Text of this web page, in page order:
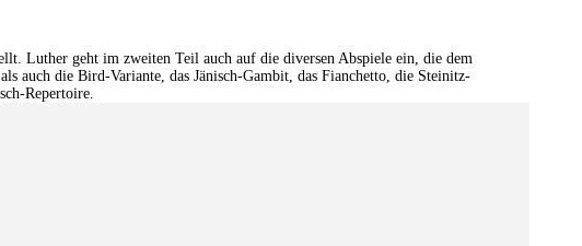
Luther geht im zweiten Teil auch auf die diversen Abspiele ein, die dem
auch die Bird-Variante, das Jänisch-Gambit, das Fianchetto, die Steinitz-
Repertoire.